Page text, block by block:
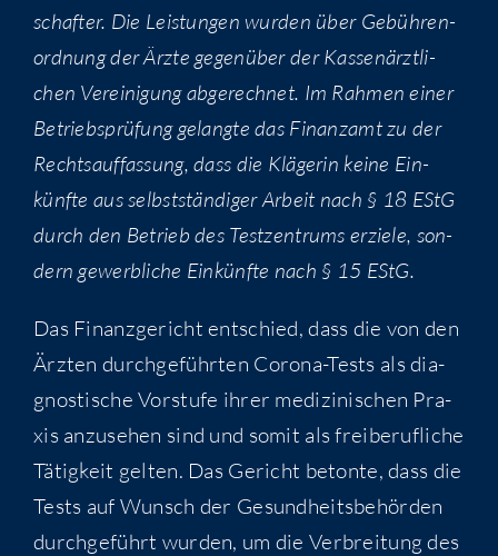
schaf­ter. Die Leis­tun­gen wur­den über Gebüh­ren­
ord­nung der Ärz­te gegen­über der Kas­sen­ärzt­li­
chen Ver­ei­ni­gung abge­rech­net. Im Rah­men einer
Betriebs­prü­fung gelang­te das Finanz­amt zu der
Rechts­auf­fas­sung, dass die Klä­ge­rin kei­ne Ein­
künf­te aus selbst­stän­di­ger Arbeit nach § 18 EStG
durch den Betrieb des Test­zen­trums erzie­le, son­
dern gewerb­li­che Ein­künf­te nach § 15 EStG.
Das Finanz­ge­richt ent­schied, dass die von den
Ärz­ten durch­ge­führ­ten Coro­na-Tests als dia­
gnos­ti­sche Vor­stu­fe ihrer medi­zi­ni­schen Pra­
xis anzu­se­hen sind und somit als frei­be­ruf­li­che
Tätig­keit gel­ten. Das Gericht beton­te, dass die
Tests auf Wunsch der Gesund­heits­be­hör­den
durch­ge­führt wur­den, um die Ver­brei­tung des